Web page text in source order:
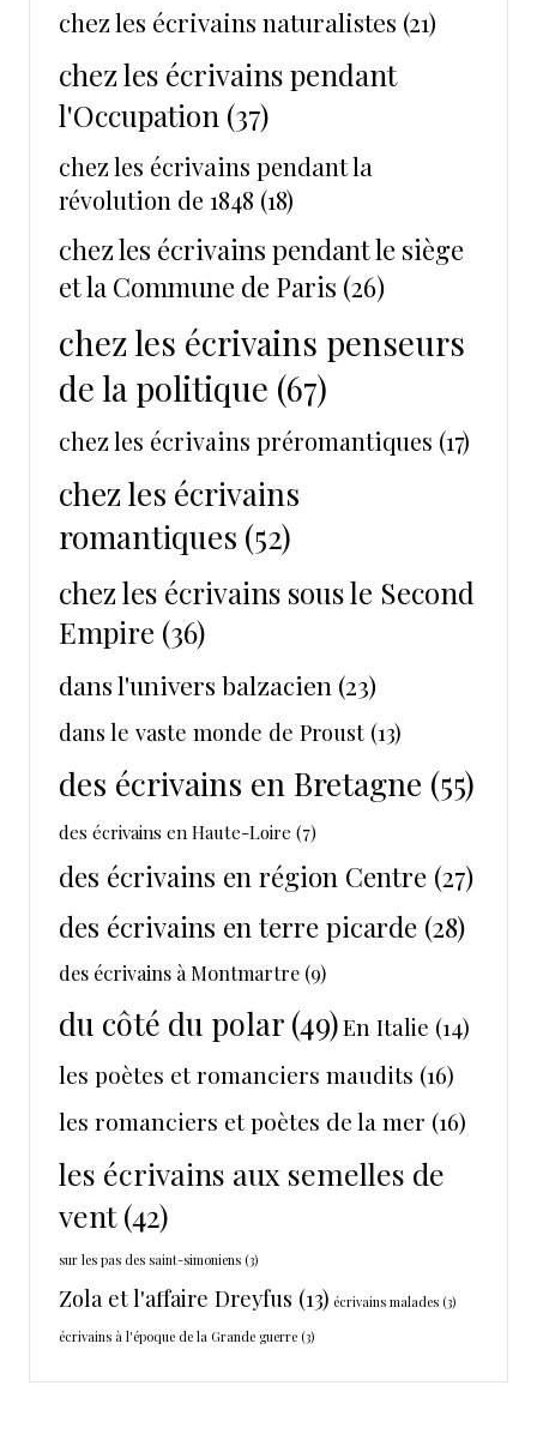
chez les écrivains naturalistes (21)
chez les écrivains pendant
l'Occupation (37)
chez les écrivains pendant la
révolution de 1848 (18)
chez les écrivains pendant le siège
et la Commune de Paris (26)
chez les écrivains penseurs
de la politique (67)
chez les écrivains préromantiques (17)
chez les écrivains
romantiques (52)
chez les écrivains sous le Second
Empire (36)
dans l'univers balzacien (23)
dans le vaste monde de Proust (13)
des écrivains en Bretagne (55)
des écrivains en Haute-Loire (7)
des écrivains en région Centre (27)
des écrivains en terre picarde (28)
des écrivains à Montmartre (9)
du côté du polar (49)En Italie (14)
les poètes et romanciers maudits (16)
les romanciers et poètes de la mer (16)
les écrivains aux semelles de
vent(42)
sur les pas des saint-simoniens (3)
Zola et l'affaire Dreyfus (13) écrivains malades (3)
écrivains à l'époque de la Grande guerre (3)